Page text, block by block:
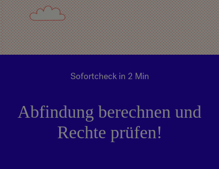
Sofortcheck in 2 Min
Abfindung berechnen und
Rechte prüfen!